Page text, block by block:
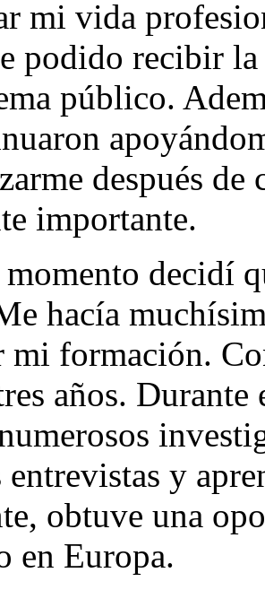
mi vida
podido recibir la
público.
después
importante.
decidí
hacía
mi formación.
años.
y
obtuve una
en Europa.